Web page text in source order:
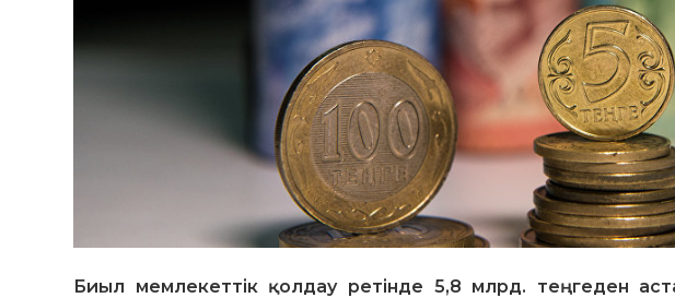
Биыл мемлекеттік қолдау ретінде 5,8 млрд. теңгеден